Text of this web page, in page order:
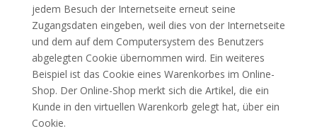
jedem Besuch der Internetseite erneut seine
Zugangsdaten eingeben, weil dies von der Internetseite
und dem auf dem Computersystem des Benutzers
abgelegten Cookie übernommen wird. Ein weiteres
Beispiel ist das Cookie eines Warenkorbes im Online-
Shop. Der Online-Shop merkt sich die Artikel, die ein
Kunde in den virtuellen Warenkorb gelegt hat, über ein
Cookie.